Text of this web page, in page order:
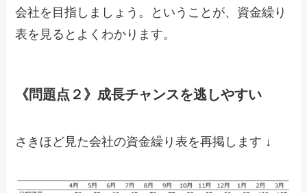
会社を目指しましょう。ということが、資金繰り
表を見るとよくわかります。
《問題点２》成長チャンスを逃しやすい
さきほど見た会社の資金繰り表を再掲します ↓